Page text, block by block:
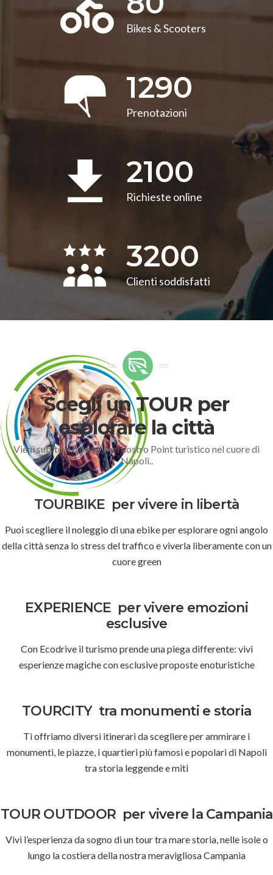
Bikes & Scooters
1290
Prenotazioni
2100
Richieste online
3200
Clienti soddisfatti
Scegli un TOUR per
esplorare la città
Vieni subito a trovarci nel nostro Point turistico nel cuore di
Napoli..
TOURBIKE per vivere in libertà
Puoi scegliere il noleggio di una ebike per esplorare ogni angolo
della città senza lo stress del traffico e viverla liberamente con un
cuore green
EXPERIENCE per vivere emozioni
esclusive
Con Ecodrive il turismo prende una piega differente: vivi
esperienze magiche con esclusive proposte enoturistiche
TOURCITY tra monumenti e storia
Ti offriamo diversi itinerari da scegliere per ammirare i
monumenti, le piazze, i quartieri più famosi e popolari di Napoli
tra storia leggende e miti
TOUR OUTDOOR per vivere la Campania
Vivi l’esperienza da sogno di un tour tra mare storia, nelle isole o
lungo la costiera della nostra meravigliosa Campania